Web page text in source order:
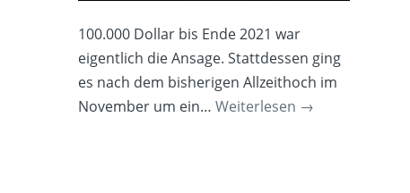
100.000 Dollar bis Ende 2021 war
eigentlich die Ansage. Stattdessen ging
es nach dem bisherigen Allzeithoch im
November um ein…Weiterlesen →